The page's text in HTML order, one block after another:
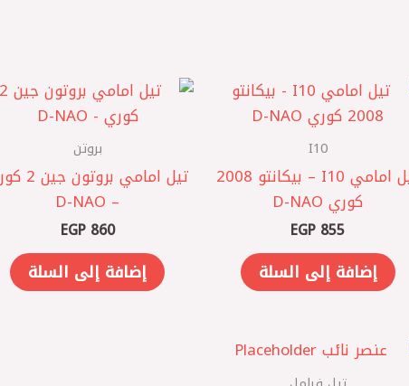
I10
تيل امامي I10 – بيكانتو 2008
كوري D-NAO
EGP 855
إضافة إلى السلة
بروتن
تيل امامي
– D-NAO
EGP860
إضافة إلى السلة